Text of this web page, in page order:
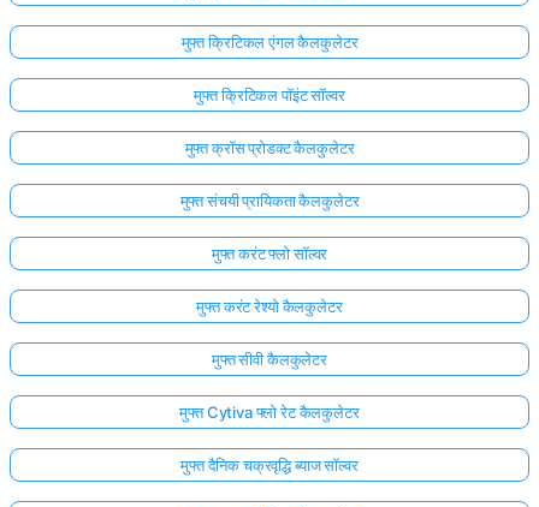
मुफ्त क्रिटिकल एंगल कैलकुलेटर
मुफ्त क्रिटिकल पॉइंट सॉल्वर
मुफ्त क्रॉस प्रोडक्ट कैलकुलेटर
मुफ्त संचयी प्रायिकता कैलकुलेटर
मुफ्त करंट फ्लो सॉल्वर
मुफ्त करंट रेश्यो कैलकुलेटर
मुफ्त सीवी कैलकुलेटर
मुफ्त Cytiva फ्लो रेट कैलकुलेटर
मुफ्त दैनिक चक्रवृद्धि ब्याज सॉल्वर